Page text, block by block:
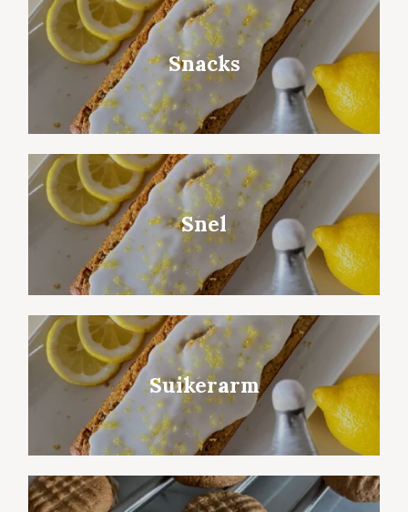
Snacks
Snel
Suikerarm